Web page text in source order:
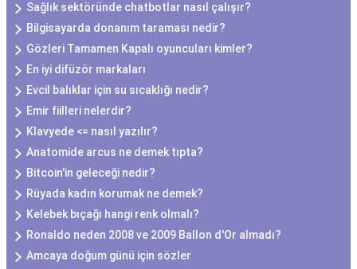
Sağlık sektöründe chatbotlar nasıl çalışır?
Bilgisayarda donanım taraması nedir?
Gözleri Tamamen Kapalı oyuncuları kimler?
En iyi difüzör markaları
Evcil balıklar için su sıcaklığı nedir?
Emir fiilleri nelerdir?
Klavyede <= nasıl yazılır?
Anatomide arcus ne demek tıpta?
Bitcoin'in geleceği nedir?
Rüyada kadın korumak ne demek?
Kelebek bıçağı hangi renk olmalı?
Ronaldo neden 2008 ve 2009 Ballon d'Or almadı?
Amcaya doğum günü için sözler